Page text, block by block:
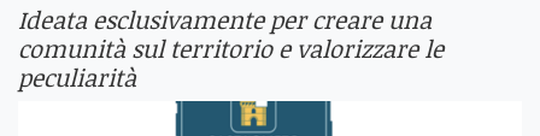
Ideata esclusivamente per creare una
comunità sul territorio e valorizzare le
peculiarità